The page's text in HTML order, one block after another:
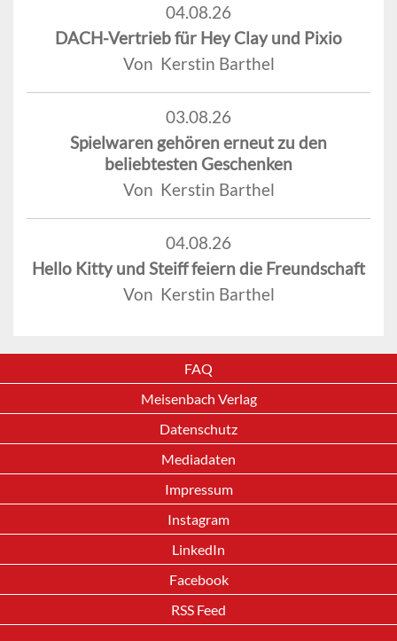
04.08.26
DACH-Vertrieb für Hey Clay und Pixio
Von Kerstin Barthel
03.08.26
Spielwaren gehören erneut zu den
beliebtesten Geschenken
Von Kerstin Barthel
04.08.26
Hello Kitty und Steiff feiern die Freundschaft
Von Kerstin Barthel
FAQ
Meisenbach Verlag
Datenschutz
Mediadaten
Impressum
Instagram
LinkedIn
Facebook
RSS Feed